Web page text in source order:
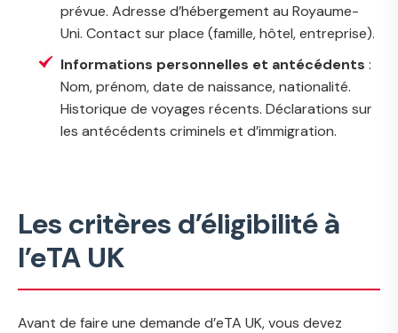
prévue. Adresse d’hébergement au Royaume-
Uni. Contact sur place (famille, hôtel, entreprise).
Informations personnelles et antécédents :
Nom, prénom, date de naissance, nationalité.
Historique de voyages récents. Déclarations sur
les antécédents criminels et d’immigration.
Les critères d’éligibilité à
l’eTA UK
Avant de faire une demande d’eTA UK, vous devez